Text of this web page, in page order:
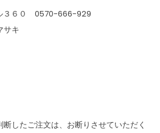
３６０ 0570-666-929
サキ
したご注文は、お断りさせていただく